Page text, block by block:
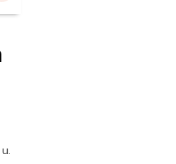
.